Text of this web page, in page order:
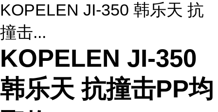
KOPELEN JI-350 韩乐天 抗
撞击...
KOPELEN JI-350
韩乐天 抗撞击PP均